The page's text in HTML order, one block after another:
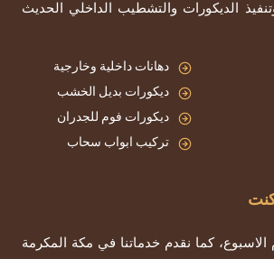
الديكورات والتشطيب الداخلي الحديث
دهانات داخلية وخارجية
ديكورات بديل الخشب
ديكورات فوم للجدران
تركيب ابواب سحاب
كنت
الاسبوع، كما نقدم خدماتنا في مكة المكرمة